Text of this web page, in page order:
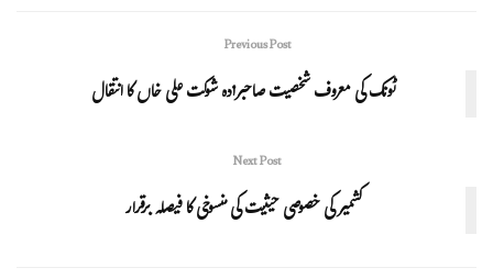
Previous Post
ٹونک کی معروف شخصیت صاحبزادہ شوکت علی خاں کا انتقال
Next Post
کشمیر کی خصوصی حیثیت کی منسوخی کا فیصلہ برقرار